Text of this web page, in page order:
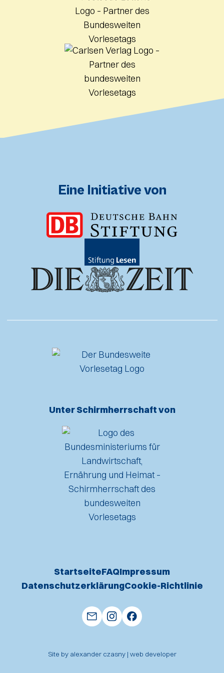
Eine Initiative von
Unter Schirmherrschaft von
StartseiteFAQImpressum
DatenschutzerklärungCookie-Richtlinie
Site by alexander czasny | web developer